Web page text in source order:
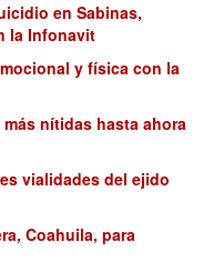
en Sabinas,
la Infonavit
y física con la
nítidas hasta ahora
vialidades del ejido
Coahuila, para